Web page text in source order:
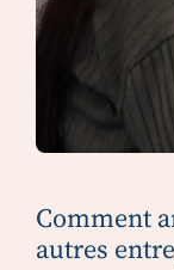
Comment
autres